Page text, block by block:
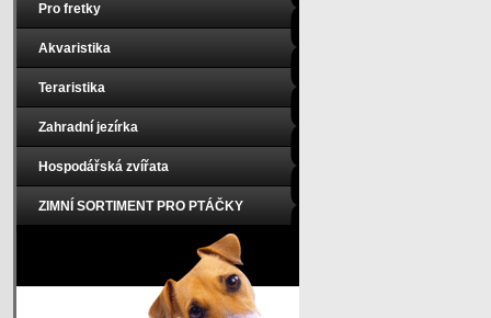
Pro fretky
Akvaristika
Teraristika
Zahradní jezírka
Hospodářská zvířata
ZIMNÍ SORTIMENT PRO PTÁČKY